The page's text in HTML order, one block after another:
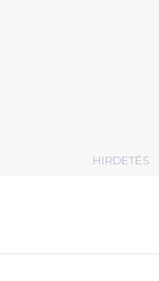
HIRDETÉS